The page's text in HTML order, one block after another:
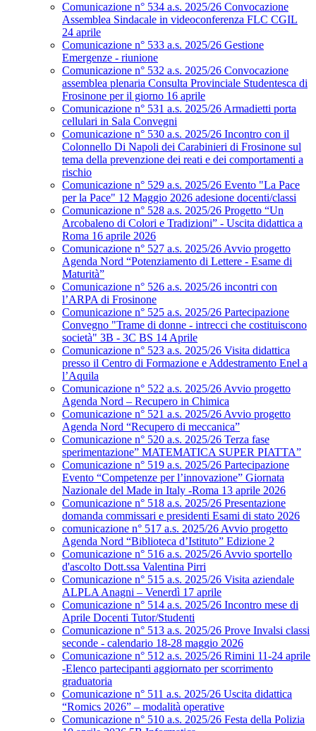
Comunicazione n° 534 a.s. 2025/26 Convocazione
Assemblea Sindacale in videoconferenza FLC CGIL
24 aprile
Comunicazione n° 533 a.s. 2025/26 Gestione
Emergenze - riunione
Comunicazione n° 532 a.s. 2025/26 Convocazione
assemblea plenaria Consulta Provinciale Studentesca di
Frosinone per il giorno 16 aprile
Comunicazione n° 531 a.s. 2025/26 Armadietti porta
cellulari in Sala Convegni
Comunicazione n° 530 a.s. 2025/26 Incontro con il
Colonnello Di Napoli dei Carabinieri di Frosinone sul
tema della prevenzione dei reati e dei comportamenti a
rischio
Comunicazione n° 529 a.s. 2025/26 Evento "La Pace
per la Pace" 12 Maggio 2026 adesione docenti/classi
Comunicazione n° 528 a.s. 2025/26 Progetto “Un
Arcobaleno di Colori e Tradizioni” - Uscita didattica a
Roma 16 aprile 2026
Comunicazione n° 527 a.s. 2025/26 Avvio progetto
Agenda Nord “Potenziamento di Lettere - Esame di
Maturità”
Comunicazione n° 526 a.s. 2025/26 incontri con
l’ARPA di Frosinone
Comunicazione n° 525 a.s. 2025/26 Partecipazione
Convegno "Trame di donne - intrecci che costituiscono
società" 3B - 3C BS 14 Aprile
Comunicazione n° 523 a.s. 2025/26 Visita didattica
presso il Centro di Formazione e Addestramento Enel a
l’Aquila
Comunicazione n° 522 a.s. 2025/26 Avvio progetto
Agenda Nord – Recupero in Chimica
Comunicazione n° 521 a.s. 2025/26 Avvio progetto
Agenda Nord “Recupero di meccanica”
Comunicazione n° 520 a.s. 2025/26 Terza fase
sperimentazione” MATEMATICA SUPER PIATTA”
Comunicazione n° 519 a.s. 2025/26 Partecipazione
Evento “Competenze per l’innovazione” Giornata
Nazionale del Made in Italy -Roma 13 aprile 2026
Comunicazione n° 518 a.s. 2025/26 Presentazione
domanda commissari e presidenti Esami di stato 2026
comunicazione n° 517 a.s. 2025/26 Avvio progetto
Agenda Nord “Biblioteca d’Istituto” Edizione 2
Comunicazione n° 516 a.s. 2025/26 Avvio sportello
d'ascolto Dott.ssa Valentina Pirri
Comunicazione n° 515 a.s. 2025/26 Visita aziendale
ALPLA Anagni – Venerdì 17 aprile
Comunicazione n° 514 a.s. 2025/26 Incontro mese di
Aprile Docenti Tutor/Studenti
Comunicazione n° 513 a.s. 2025/26 Prove Invalsi classi
seconde - calendario 18-28 maggio 2026
Comunicazione n° 512 a.s. 2025/26 Rimini 11-24 aprile
-Elenco partecipanti aggiornato per scorrimento
graduatoria
Comunicazione n° 511 a.s. 2025/26 Uscita didattica
“Romics 2026” – modalità operative
Comunicazione n° 510 a.s. 2025/26 Festa della Polizia